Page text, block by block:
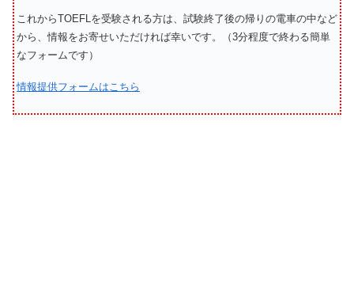
これからTOEFLを受験される方は、試験終了後の帰りの電車の中など
から、情報をお寄せいただければ幸いです。（3分程度で終わる簡単
なフォームです）
情報提供フォームはこちら